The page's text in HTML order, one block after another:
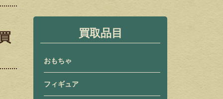
買取品目
おもちゃ
フィギュア